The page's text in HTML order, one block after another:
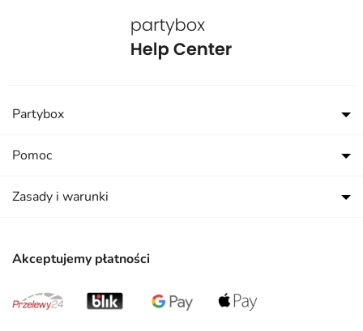
Akceptujemy płatności
Partybox
Pomoc
Zasady i warunki